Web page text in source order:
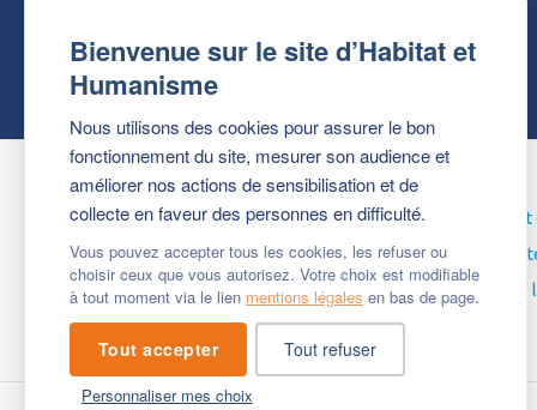
Bienvenue sur le site d’Habitat et
Humanisme
Nous utilisons des cookies pour assurer le bon
fonctionnement du site, mesurer son audience et
améliorer nos actions de sensibilisation et de
collecte en faveur des personnes en difficulté.
Vous pouvez accepter tous les cookies, les refuser ou
choisir ceux que vous autorisez. Votre choix est modifiable
à tout moment via le lien mentions légales en bas de page.
Tout accepter Tout refuser
Personnaliser mes choix
Le projet
Ateliers
Actualités
Ils
Nous
Mentions